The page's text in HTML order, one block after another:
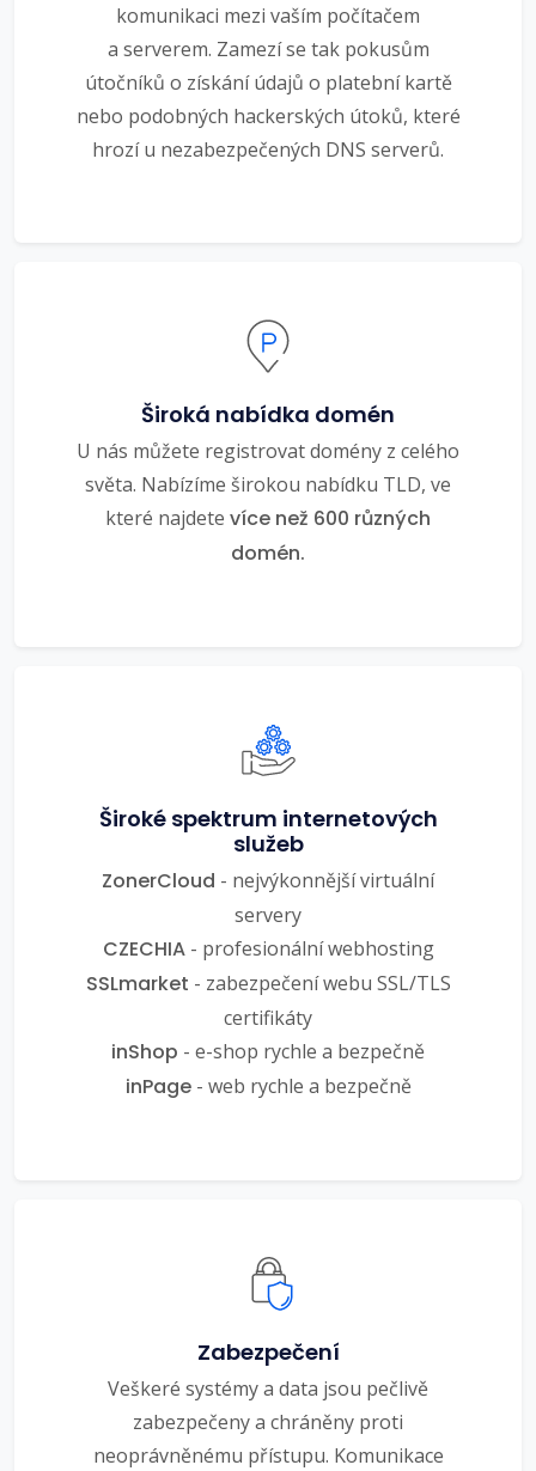
komunikaci mezi vaším počítačem
a serverem. Zamezí se tak pokusům
útočníků o získání údajů o platební kartě
nebo podobných hackerských útoků, které
hrozí u nezabezpečených DNS serverů.
Široká nabídka domén
U nás můžete registrovat domény z celého
světa. Nabízíme širokou nabídku TLD, ve
které najdete více než 600 různých
domén.
Široké spektrum internetových
služeb
ZonerCloud - nejvýkonnější virtuální
servery
CZECHIA- profesionální webhosting
SSLmarket - zabezpečení webu SSL/TLS
certifikáty
inShop - e-shop rychle a bezpečně
inPage- web rychle a bezpečně
Zabezpečení
Veškeré systémy a data jsou pečlivě
zabezpečeny a chráněny proti
neoprávněnému přístupu. Komunikace